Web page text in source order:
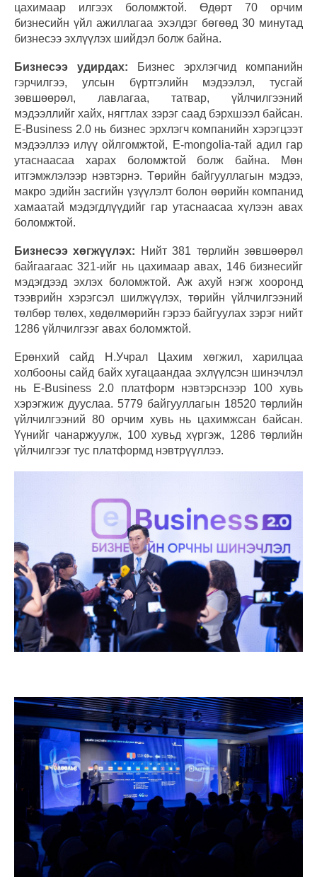
цахимаар илгээх боломжтой. Өдөрт 70 орчим
бизнесийн үйл ажиллагаа эхэлдэг бөгөөд 30 минутад
бизнесээ эхлүүлэх шийдэл болж байна.
Бизнесээ удирдах: Бизнес эрхлэгчид компанийн
гэрчилгээ, улсын бүртгэлийн мэдээлэл, тусгай
зөвшөөрөл, лавлагаа, татвар, үйлчилгээний
мэдээллийг хайх, нягтлах зэрэг саад бэрхшээл байсан.
E-Business 2.0 нь бизнес эрхлэгч компанийн хэрэгцээт
мэдээллээ илүү ойлгомжтой, E-mongolia-тай адил гар
утаснаасаа харах боломжтой болж байна. Мөн
итгэмжлэлээр нэвтэрнэ. Төрийн байгууллагын мэдээ,
макро эдийн засгийн үзүүлэлт болон өөрийн компанид
хамаатай мэдэгдлүүдийг гар утаснаасаа хүлээн авах
боломжтой.
Бизнесээ хөгжүүлэх: Нийт 381 төрлийн зөвшөөрөл
байгаагаас 321-ийг нь цахимаар авах, 146 бизнесийг
мэдэгдээд эхлэх боломжтой. Аж ахуй нэгж хооронд
тээврийн хэрэгсэл шилжүүлэх, төрийн үйлчилгээний
төлбөр төлөх, хөдөлмөрийн гэрээ байгуулах зэрэг нийт
1286 үйлчилгээг авах боломжтой.
Ерөнхий сайд Н.Учрал Цахим хөгжил, харилцаа
холбооны сайд байх хугацаандаа эхлүүлсэн шинэчлэл
нь E-Business 2.0 платформ нэвтэрснээр 100 хувь
хэрэгжиж дууслаа. 5779 байгууллагын 18520 төрлийн
үйлчилгээний 80 орчим хувь нь цахимжсан байсан.
Үүнийг чанаржуулж, 100 хувьд хүргэж, 1286 төрлийн
үйлчилгээг тус платформд нэвтрүүллээ.